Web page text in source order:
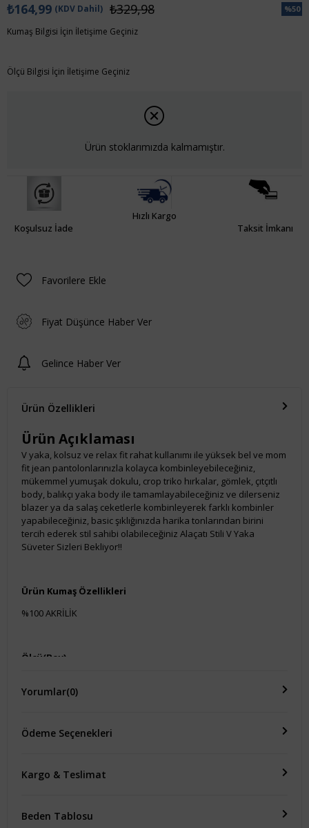
%50
₺329,98
₺164,99 (KDV Dahil)
Kumaş Bilgisi İçin İletişime Geçiniz
Ölçü Bilgisi İçin İletişime Geçiniz
Ürün stoklarımızda kalmamıştır.
Koşulsuz İade
Hızlı Kargo
Taksit İmkanı
Favorilere Ekle
Fiyat Düşünce Haber Ver
Gelince Haber Ver
Ürün Özellikleri
Ürün Açıklaması
V yaka, kolsuz ve relax fit rahat kullanımı ile yüksek bel ve mom
fit jean pantolonlarınızla kolayca kombinleyebileceğiniz,
mükemmel yumuşak dokulu, crop triko hırkalar, gömlek, çıtçıtlı
body, balıkçı yaka body ile tamamlayabileceğiniz ve dilerseniz
blazer ya da salaş ceketlerle kombinleyerek farklı kombinler
yapabileceğiniz, basic şıklığınızda harika tonlarından birini
tercih ederek stil sahibi olabileceğiniz Alaçatı Stili V Yaka
Süveter Sizleri Bekliyor!!
Ürün Kumaş Özellikleri
%100 AKRİLİK
Ölçü(Boy)
Yorumlar(0)
Ödeme Seçenekleri
Kargo & Teslimat
Beden Tablosu